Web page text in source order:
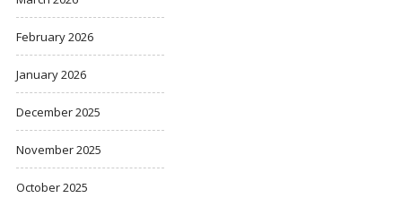
February 2026
January 2026
December 2025
November 2025
October 2025